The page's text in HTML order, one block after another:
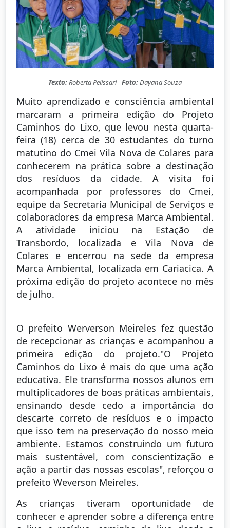
Texto:Roberta Pelissari -Foto:Dayana Souza
Muito aprendizado e consciência ambiental
marcaram a primeira edição do Projeto
Caminhos do Lixo, que levou nesta quarta-
feira (18) cerca de 30 estudantes do turno
matutino do Cmei Vila Nova de Colares para
conhecerem na prática sobre a destinação
dos resíduos da cidade. A visita foi
acompanhada por professores do Cmei,
equipe da Secretaria Municipal de Serviços e
colaboradores da empresa Marca Ambiental.
A atividade iniciou na Estação de
Transbordo, localizada e Vila Nova de
Colares e encerrou na sede da empresa
Marca Ambiental, localizada em Cariacica. A
próxima edição do projeto acontece no mês
de julho.
O prefeito Werverson Meireles fez questão
de recepcionar as crianças e acompanhou a
primeira edição do projeto."O Projeto
Caminhos do Lixo é mais do que uma ação
educativa. Ele transforma nossos alunos em
multiplicadores de boas práticas ambientais,
ensinando desde cedo a importância do
descarte correto de resíduos e o impacto
que isso tem na preservação do nosso meio
ambiente. Estamos construindo um futuro
mais sustentável, com conscientização e
ação a partir das nossas escolas", reforçou o
prefeito Weverson Meireles.
As crianças tiveram oportunidade de
conhecer e aprender sobre a diferença entre